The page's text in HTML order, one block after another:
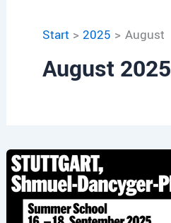
Start 2025 August
August 2025